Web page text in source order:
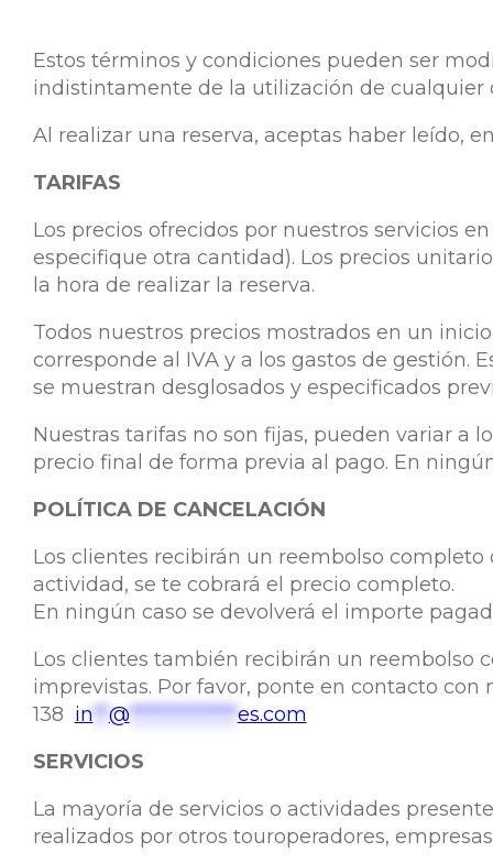
Estos términos y condiciones pueden ser
indistintamente de la utilización de cualquier
Al realizar una reserva, aceptas haber leído,
TARIFAS
Los precios ofrecidos por nuestros servicios
especifique otra cantidad). Los precios
la hora de realizar la reserva.
Todos nuestros precios mostrados en un
corresponde al IVA y a los gastos de gestión.
se muestran desglosados y especificados
Nuestras tarifas no son fijas, pueden variar a
precio final de forma previa al pago. En
POLÍTICA DE CANCELACIÓN
Los clientes recibirán un reembolso
actividad, se te cobrará el precio completo.
En ningún caso se devolverá el importe
Los clientes también recibirán un reembolso
imprevistas. Por favor, ponte en contacto con
138 in **@ **************es.com
SERVICIOS
La mayoría de servicios o actividades
realizados por otros touroperadores,